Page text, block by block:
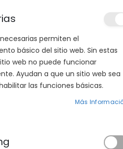
SOLUCIÓN ÚNICA
permiten el
básico del sitio web. Sin estas
web no puede funcionar
Ayudan a que un sitio web sea
las funciones básicas.
Más